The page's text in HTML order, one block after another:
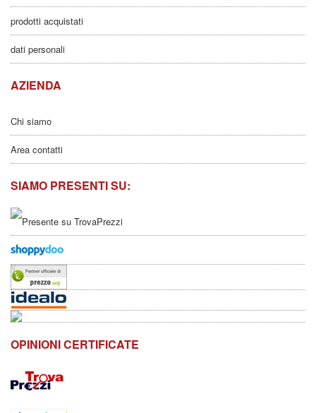
prodotti acquistati
dati personali
AZIENDA
Chi siamo
Area contatti
SIAMO PRESENTI SU:
OPINIONI CERTIFICATE